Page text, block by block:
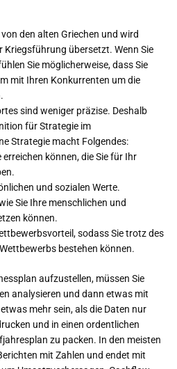
den alten Griechen und wird
Kriegsführung übersetzt. Wenn Sie
Sie möglicherweise, dass Sie
mit Ihren Konkurrenten um die
sind weniger präzise. Deshalb
für Strategie im
Strategie macht Folgendes:
können, die Sie für Ihr
und sozialen Werte.
Sie Ihre menschlichen und
können.
sodass Sie trotz des
bestehen können.
aufzustellen, müssen Sie
analysieren und dann etwas mit
mehr sein, als die Daten nur
und in einen ordentlichen
zu packen. In den meisten
mit Zahlen und endet mit